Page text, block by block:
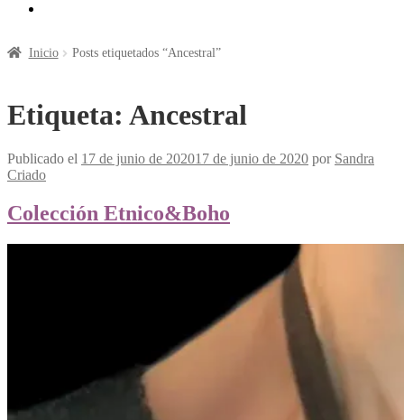
Inicio Posts etiquetados “Ancestral”
Etiqueta: Ancestral
Publicado el 17 de junio de 202017 de junio de 2020 por Sandra
Criado
Colección Etnico&Boho